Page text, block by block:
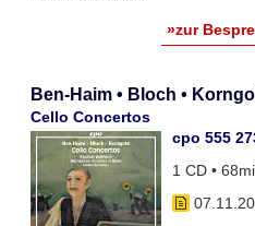
»zur
Ben-Haim • Bloch •
Cello Concertos
cpo 555
1 CD •